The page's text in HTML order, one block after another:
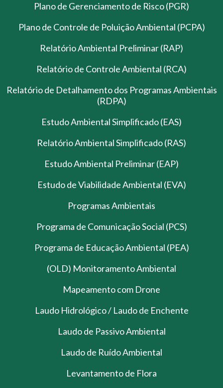
Plano de Gerenciamento de Risco (PGR)
Plano de Controle de Poluição Ambiental (PCPA)
Relatório Ambiental Preliminar (RAP)
Relatório de Controle Ambiental (RCA)
Relatório de Detalhamento dos Programas Ambientais
(RDPA)
Estudo Ambiental Simplificado (EAS)
Relatório Ambiental Simplificado (RAS)
Estudo Ambiental Preliminar (EAP)
Estudo de Viabilidade Ambiental (EVA)
Programas Ambientais
Programa de Comunicação Social (PCS)
Programa de Educação Ambiental (PEA)
(OLD) Monitoramento Ambiental
Mapeamento com Drone
Laudo Hidrológico / Laudo de Enchente
Laudo de Passivo Ambiental
Laudo de Ruído Ambiental
Levantamento de Flora